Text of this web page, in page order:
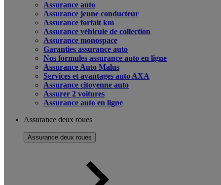
Assurance auto
Assurance jeune conducteur
Assurance forfait km
Assurance véhicule de collection
Assurance monospace
Garanties assurance auto
Nos formules assurance auto en ligne
Assurance Auto Malus
Services et avantages auto AXA
Assurance citoyenne auto
Assurer 2 voitures
Assurance auto en ligne
Assurance deux roues
Assurance deux roues